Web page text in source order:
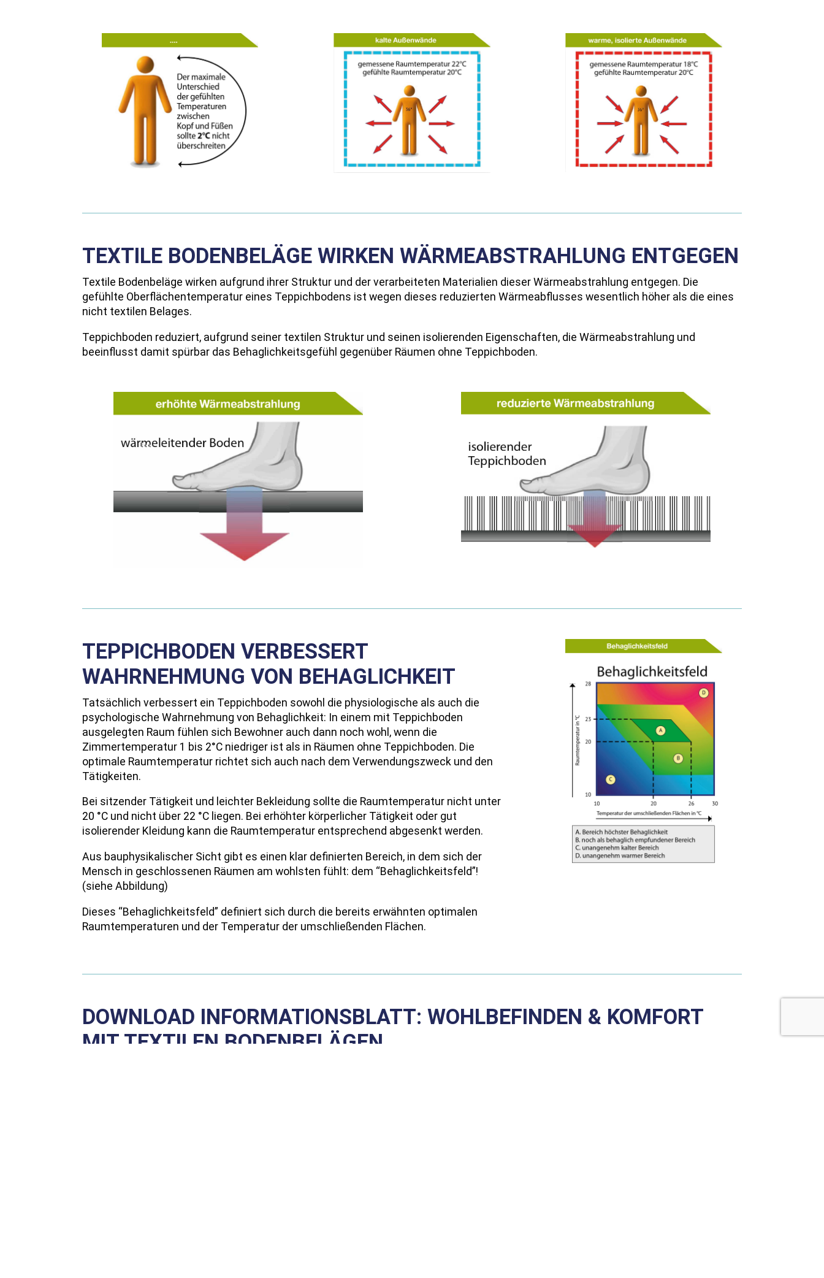
TEXTILE BODENBELÄGE WIRKEN WÄRMEABSTRAHLUNG ENTGEGEN
Textile Bodenbeläge wirken aufgrund ihrer Struktur und der verarbeiteten Materialien dieser Wärmeabstrahlung entgegen. Die
gefühlte Oberflächentemperatur eines Teppichbodens ist wegen dieses reduzierten Wärmeabflusses wesentlich höher als die eines
nicht textilen Belages.
Teppichboden reduziert, aufgrund seiner textilen Struktur und seinen isolierenden Eigenschaften, die Wärmeabstrahlung und
beeinflusst damit spürbar das Behaglichkeitsgefühl gegenüber Räumen ohne Teppichboden.
TEPPICHBODEN VERBESSERT
WAHRNEHMUNG VON BEHAGLICHKEIT
Tatsächlich verbessert ein Teppichboden sowohl die physiologische als auch die
psychologische Wahrnehmung von Behaglichkeit: In einem mit Teppichboden
ausgelegten Raum fühlen sich Bewohner auch dann noch wohl, wenn die
Zimmertemperatur 1 bis 2°C niedriger ist als in Räumen ohne Teppichboden. Die
optimale Raumtemperatur richtet sich auch nach dem Verwendungszweck und den
Tätigkeiten.
Bei sitzender Tätigkeit und leichter Bekleidung sollte die Raumtemperatur nicht unter
20 °C und nicht über 22 °C liegen. Bei erhöhter körperlicher Tätigkeit oder gut
isolierender Kleidung kann die Raumtemperatur entsprechend abgesenkt werden.
Aus bauphysikalischer Sicht gibt es einen klar definierten Bereich, in dem sich der
Mensch in geschlossenen Räumen am wohlsten fühlt: dem “Behaglichkeitsfeld”!
(siehe Abbildung)
Dieses “Behaglichkeitsfeld” definiert sich durch die bereits erwähnten optimalen
Raumtemperaturen und der Temperatur der umschließenden Flächen.
DOWNLOAD INFORMATIONSBLATT: WOHLBEFINDEN & KOMFORT
MIT TEXTILEN BODENBELÄGEN